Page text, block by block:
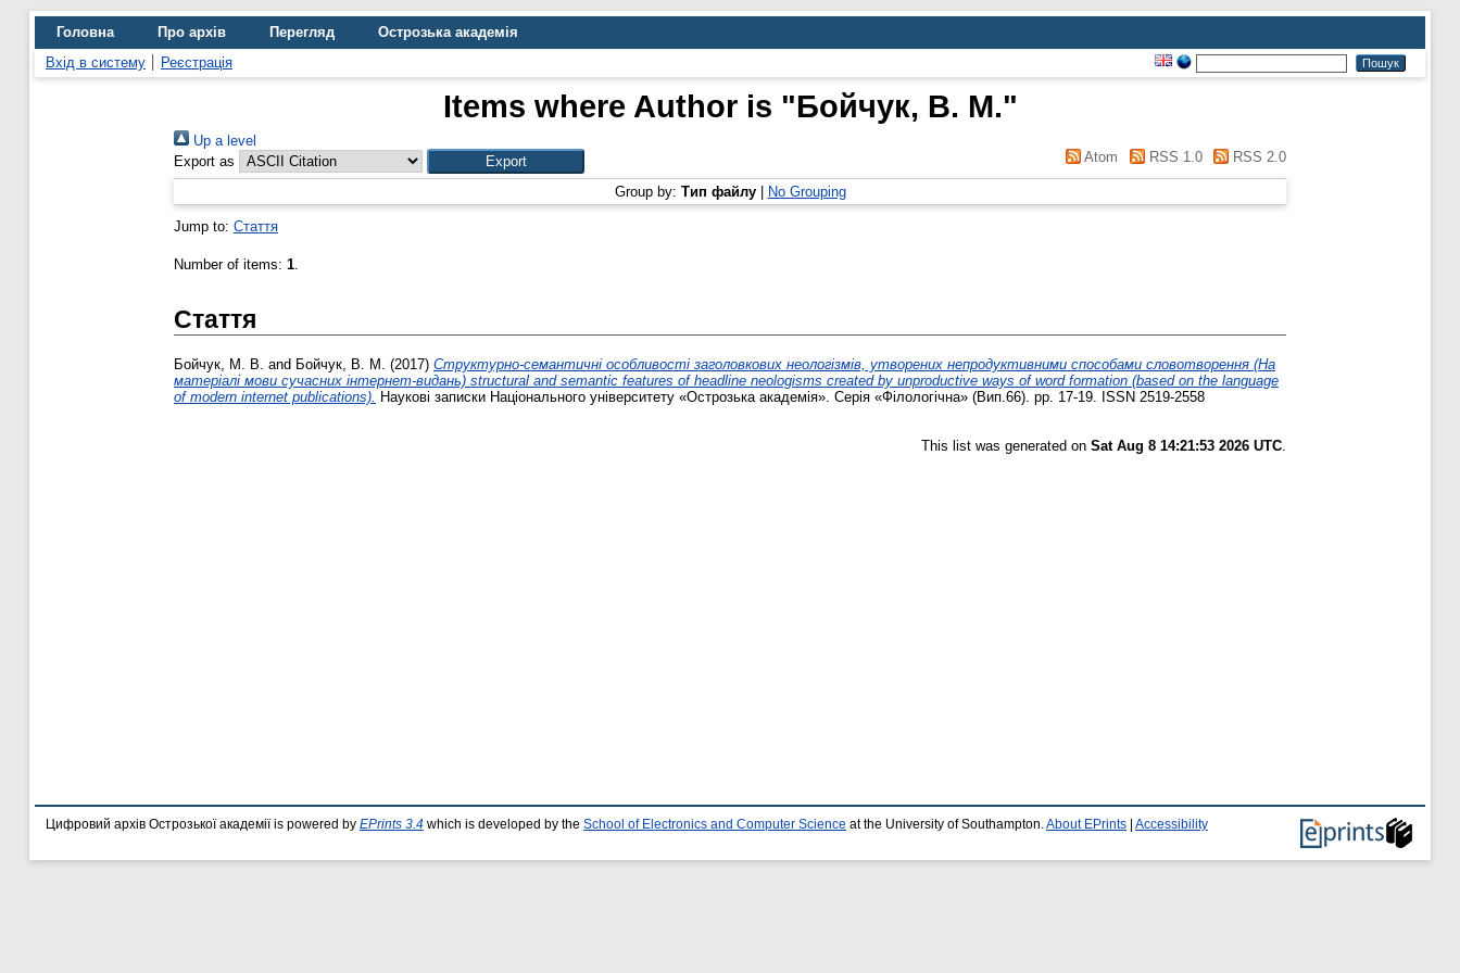
Головна Про архів Перегляд
Острозька академія
Вхід в систему
Реєстрація
Items where Author is "Бойчук, В. М."
Up a level
Export as
Atom RSS 1.0 RSS 2.0
Group by: Тип файлу| No Grouping
Jump to: Стаття
Number of items: 1.
Стаття
Бойчук, М. В. and Бойчук, В. М. (2017) Cтруктурно-семантичні особливості заголовкових неологізмів, утворених непродуктивними способами словотворення (На
матеріалі мови сучасних інтернет-видань) structural and semantic features of headline neologisms created by unproductive ways of word formation (based on the language
of modern internet publications). Наукові записки Національного університету «Острозька академія». Серія «Філологічна» (Вип.66). pp. 17-19. ISSN 2519-2558
This list was generated on Sat Aug 8 14:21:53 2026 UTC.
Цифровий архів Острозької академії is powered by EPrints 3.4 which is developed by the School of Electronics and Computer Science at the University of Southampton. About EPrints Accessibility